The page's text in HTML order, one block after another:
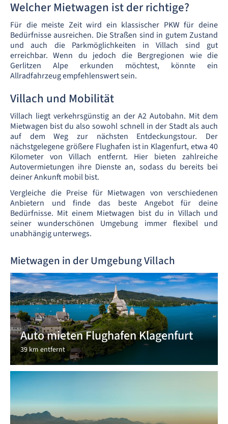
Welcher Mietwagen ist der richtige?
Für die meiste Zeit wird ein klassischer PKW für deine
Bedürfnisse ausreichen. Die Straßen sind in gutem Zustand
und auch die Parkmöglichkeiten in Villach sind gut
erreichbar. Wenn du jedoch die Bergregionen wie die
Gerlitzen Alpe erkunden möchtest, könnte ein
Allradfahrzeug empfehlenswert sein.
Villach und Mobilität
Villach liegt verkehrsgünstig an der A2 Autobahn. Mit dem
Mietwagen bist du also sowohl schnell in der Stadt als auch
auf dem Weg zur nächsten Entdeckungstour. Der
nächstgelegene größere Flughafen ist in Klagenfurt, etwa 40
Kilometer von Villach entfernt. Hier bieten zahlreiche
Autovermietungen ihre Dienste an, sodass du bereits bei
deiner Ankunft mobil bist.
Vergleiche die Preise für Mietwagen von verschiedenen
Anbietern und finde das beste Angebot für deine
Bedürfnisse. Mit einem Mietwagen bist du in Villach und
seiner wunderschönen Umgebung immer flexibel und
unabhängig unterwegs.
Mietwagen in der Umgebung Villach
Auto mieten Flughafen Klagenfurt
39 km entfernt